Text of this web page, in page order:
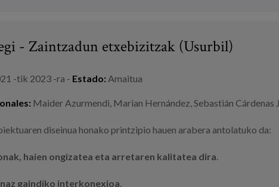
- Zaintzadun etxebizitzak (Usurbil)
-tik 2023 -ra - Estado: Amaitua
Maider Azurmendi, Marian Hernández, Sebastián Cárdenas
diseinua honako printzipio hauen arabera antolatuko da:
haien ongizatea eta arretaren kalitatea dira.
gaindiko interkonexioa.